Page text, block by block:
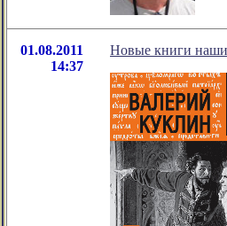
01.08.2011
14:37
Новые книги